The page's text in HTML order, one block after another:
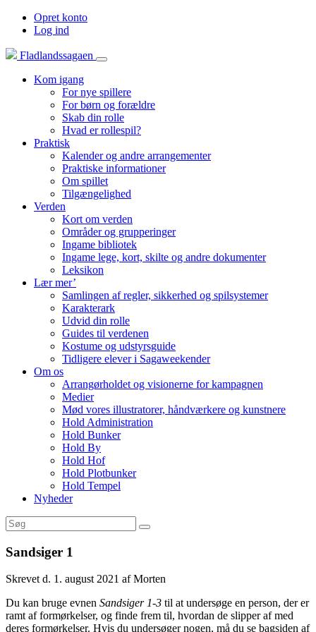
Opret konto
Log ind
Fladlandssagaen
Kom igang
For nye spillere
For børn og forældre
Skab din rolle
Hvad er rollespil?
Praktisk
Kalender og andre arrangementer
Praktiske informationer
Om spillet
Tilgængelighed
Verden
Kort om verden
Områder og grupperinger
Ingame bibliotek
Ingame lege, kort, skilte og andre dokumenter
Leksikon
Lær mer’
Samlingen af regler, sikkerhed og spilsystemer
Karakterark
Udvid din rolle
Guides til verdenen
Kostume og udstyrsguide
Tidligere elever i Sagaweekender
Om os
Arrangørholdet og visionerne for kampagnen
Medier
Mød vores illustratorer, håndværkere og kunstnere
Hold Administration
Hold Bunker
Hold By
Hold Hof
Hold Plotbunker
Hold Tempel
Nyheder
Sandsiger 1
Skrevet d. 1. august 2021 af Morten
Du kan bruge evnen Sandsiger 1-3 til at undersøge en person, der er
ramt af formørkelser, og finde frem til, hvordan de slipper af med
deres formørkelser. Hvis du undersøger nogen, må du se bagsiden af